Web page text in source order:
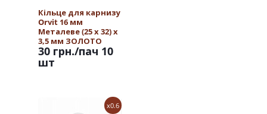
Кільце для карнизу
Orvit 16 мм
Металеве (25 х 32) х
3,5 мм ЗОЛОТО
30 грн./пач 10
шт
x0.6